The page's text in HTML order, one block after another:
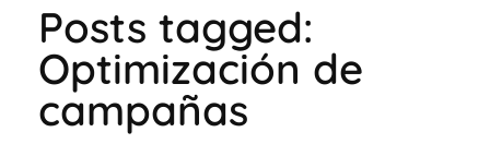
Posts tagged:
Optimización de
campañas